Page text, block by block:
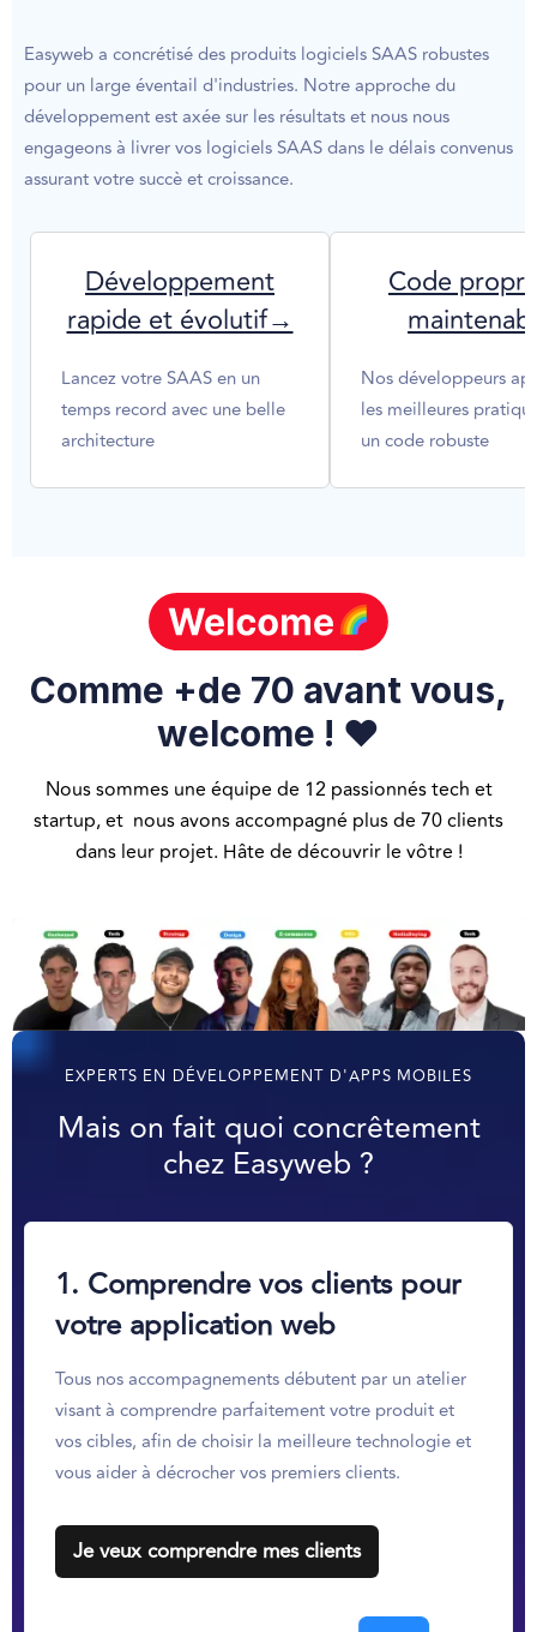
Easyweb a concrétisé des produits logiciels SAAS robustes
pour un large éventail d'industries. Notre approche du
développement est axée sur les résultats et nous nous
engageons à livrer vos logiciels SAAS dans le délais convenus
assurant votre succè et croissance.
Développement
rapide et évolutif→
Lancez votre SAAS en un
temps record avec une belle
architecture
Code
Nos développeurs
les meilleures
un code robuste
Comme +de 70 avant vous,
welcome ! ❤️
Nous sommes une équipe de 12 passionnés tech et
startup, et nous avons accompagné plus de 70 clients
dans leur projet. Hâte de découvrir le vôtre !
EXPERTS EN DÉVELOPPEMENT D'APPS MOBILES
Mais on fait quoi concrêtement
chez Easyweb ?
1. Comprendre vos clients pour
votre application web
Tous nos accompagnements débutent par un atelier
visant à comprendre parfaitement votre produit et
vos cibles, afin de choisir la meilleure technologie et
vous aider à décrocher vos premiers clients.
Je veux comprendre mes clients